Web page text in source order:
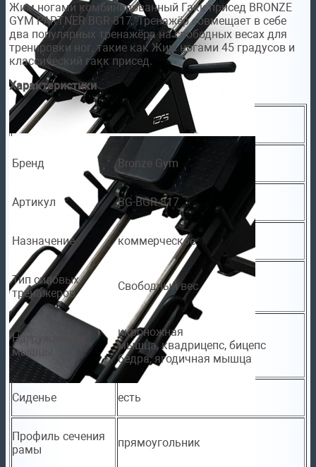
Жим ногами комбинированный Гакк присед BRONZE
GYM PARTNER BGR-817. Тренажёр совмещает в себе
два популярных тренажёра на свободных весах для
тренировки ног, такие как Жим ногами 45 градусов и
классический гакк присед.
Характеристики
Бренд Bronze Gym
Артикул BG-BGR-817
Назначение коммерческое
Тип силовых
тренажеров
Свободный вес
Нагружаемые
мышцы
икроножная
мышца, квадрицепс, бицепс
бедра, ягодичная мышца
Сиденье есть
Профиль сечения
рамы
прямоугольник